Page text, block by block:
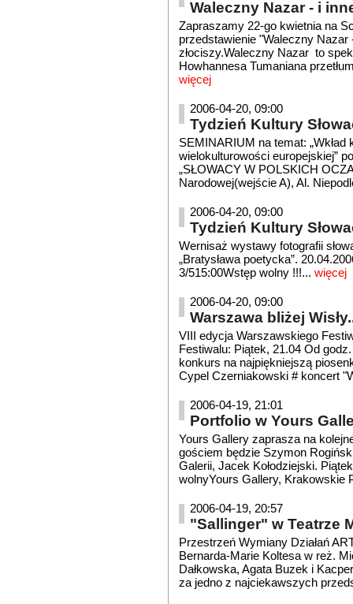
Waleczny Nazar - i
Zapraszamy 22-go kwietnia na
przedstawienie "Waleczny
złociszy.Waleczny Nazar to
Howhannesa Tumaniana
więcej
2006-04-20, 09:00
Tydzień Kultury
SEMINARIUM na temat:
wielokulturowości europejskiej”
„SŁOWACY W POLSKICH
Narodowej(wejście A), Al.
2006-04-20, 09:00
Tydzień Kultury
Wernisaż wystawy fotografii
„Bratysława poetycka”.
3/515:00Wstęp wolny !!!... więcej
2006-04-20, 09:00
Warszawa bliżej
VIII edycja Warszawskiego
Festiwalu: Piątek, 21.04 Od
konkurs na najpiękniejszą
Cypel Czerniakowski # koncert
2006-04-19, 21:01
Portfolio w Yours
Yours Gallery zaprasza na
gościem będzie Szymon
Galerii, Jacek Kołodziejski.
wolnyYours Gallery, Krakowskie
2006-04-19, 20:57
"Sallinger" w Teatrze
Przestrzeń Wymiany Działań
Bernarda-Marie Koltesa w reż.
Dałkowska, Agata Buzek i
za jedno z najciekawszych